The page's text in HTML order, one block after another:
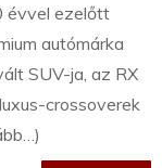
évvel ezelőtt
autómárka
SUV-ja, az RX
crossoverek